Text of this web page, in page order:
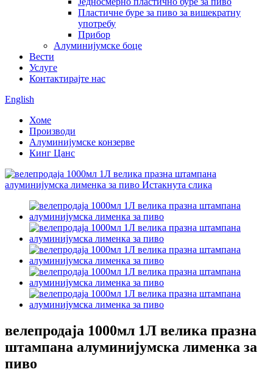
Пластичне буре за пиво за вишекратну
употребу
Прибор
Алуминијумске боце
Вести
Услуге
Контактирајте нас
English
Хоме
Производи
Алуминијумске конзерве
Кинг Цанс
велепродаја 1000мл 1Л велика празна
штампана алуминијумска лименка за
пиво